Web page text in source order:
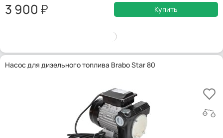
3 900 Купить
Насос для дизельного топлива Brabo Star 80